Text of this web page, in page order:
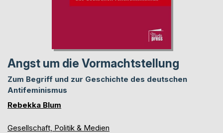
Angst um die Vormachtstellung
Zum Begriff und zur Geschichte des deutschen
Antifeminismus
Rebekka Blum
Gesellschaft, Politik & Medien